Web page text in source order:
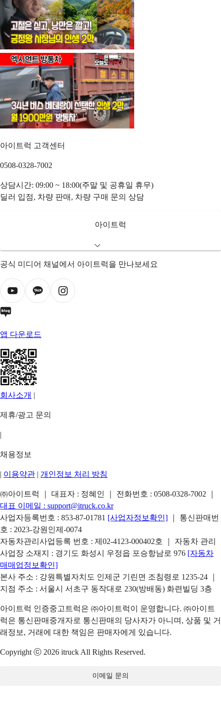
아이트럭 고객센터
0508-0328-7002
상담시간: 09:00 ~ 18:00(주말 및 공휴일 휴무)
딜러 입점, 차량 판매, 차량 구매 문의 상담
아이트럭
공식 미디어 채널에서 아이트럭을 만나보세요
앱 다운로드
회사소개 |
제휴/광고 문의
|
채용정보
| 이용약관 | 개인정보 처리 방침
㈜아이트럭 ｜ 대표자 : 정혜인 ｜ 전화번호 : 0508-0328-7002
대표 이메일 : support@itruck.co.kr
사업자등록번호 : 853-87-01781 [사업자정보확인]
｜ 통신판매번
호 : 2023-강원인제-0074
자동차관리사업등록 번호 : 제02-4123-000402호 ｜ 자동차 관리
사업장 소재지 : 경기도 화성시 우정읍 포승항남로 976 [자동차
매매업정보확인]
본사 주소 : 강원특별자치도 인제군 기린면 조침령로 1235-24 ｜
지점 주소 : 서울시 서초구 동작대로 230(방배동) 화련빌딩 3층
아이트럭 인증중고트럭은 ㈜아이트럭이 운영합니다. ㈜아이트
럭은 통신판매중개자로 통신판매의 당사자가 아니며, 상품 및 거
래정보, 거래에 대한 책임은 판매자에게 있습니다.
Copyright ⓒ 2026 itruck All Rights Reserved.
이메일 문의